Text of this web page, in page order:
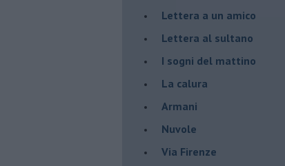
Lettera a un amico
Lettera al sultano
I sogni del mattino
La calura
Armani
Nuvole
Via Firenze